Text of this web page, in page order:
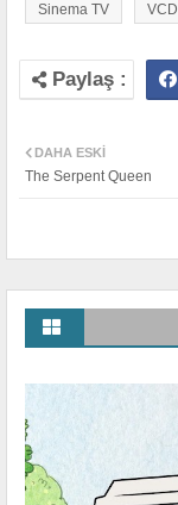
Sinema TV VCD
DAHA ESKI
The Serpent Queen